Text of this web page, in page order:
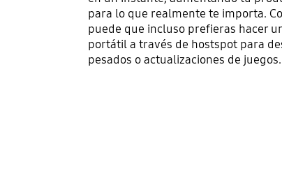
para lo que realmente te importa.
puede que incluso prefieras hacer
portátil a través de hostspot para
pesados o actualizaciones de juegos.